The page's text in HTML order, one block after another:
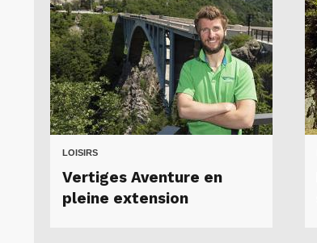
LOISIRS
Vertiges Aventure en
pleine extension